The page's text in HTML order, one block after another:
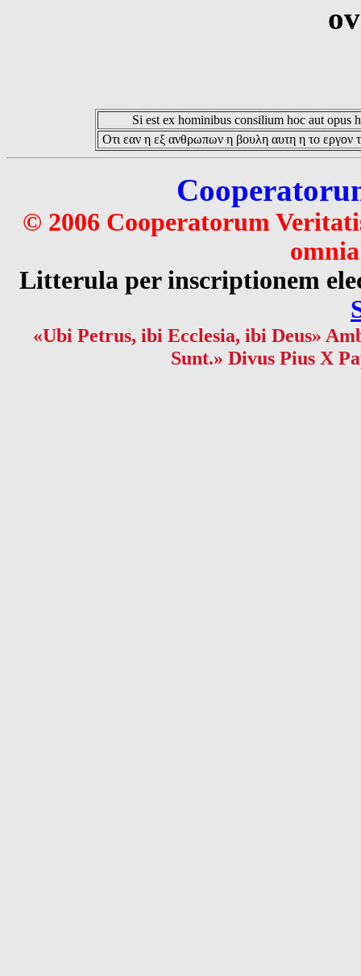
Si est ex hominibus consilium hoc aut opus
Οτι εαν η εξ ανθρωπων η βουλη αυτη η το εργον
© 2006 Cooperatorum
Litterula per inscriptionem
«Ubi Petrus, ibi Ecclesia, ibi Deus»
Sunt.» Divus Pius X